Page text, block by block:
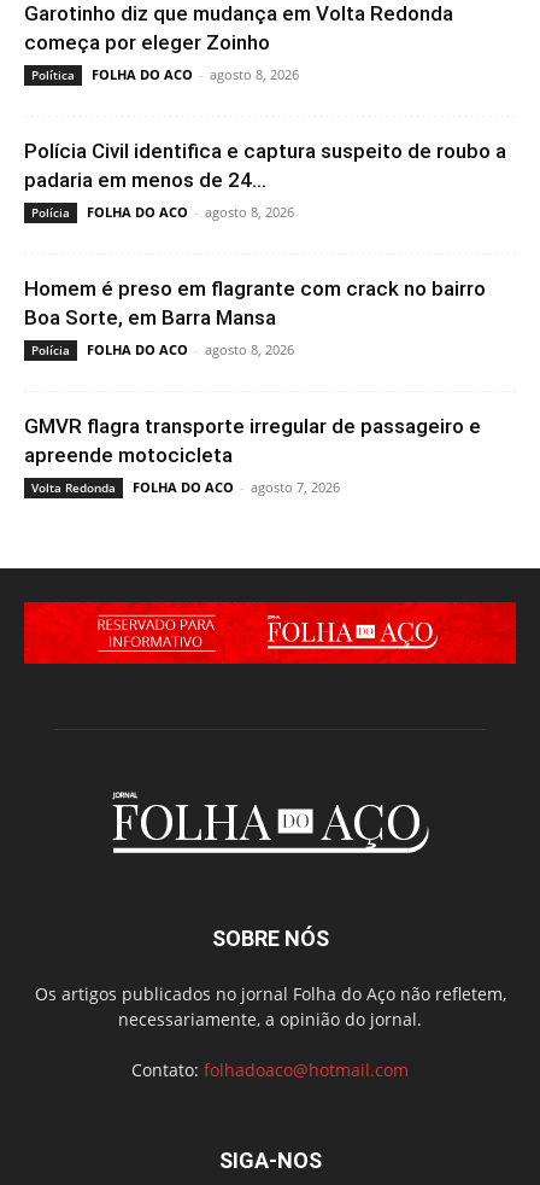
Garotinho diz que mudança em Volta Redonda
começa por eleger Zoinho
Política FOLHA DO ACO - agosto 8, 2026
Polícia Civil identifica e captura suspeito de roubo a
padaria em menos de 24...
Polícia FOLHA DO ACO - agosto 8, 2026
Homem é preso em flagrante com crack no bairro
Boa Sorte, em Barra Mansa
Polícia FOLHA DO ACO - agosto 8, 2026
GMVR flagra transporte irregular de passageiro e
apreende motocicleta
Volta Redonda FOLHA DO ACO - agosto 7, 2026
SOBRE NÓS
Os artigos publicados no jornal Folha do Aço não refletem,
necessariamente, a opinião do jornal.
Contato: folhadoaco@hotmail.com
SIGA-NOS